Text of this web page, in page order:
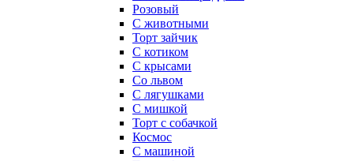
Розовый
С животными
Торт зайчик
С котиком
С крысами
Со львом
С лягушками
С мишкой
Торт с собачкой
Космос
С машиной